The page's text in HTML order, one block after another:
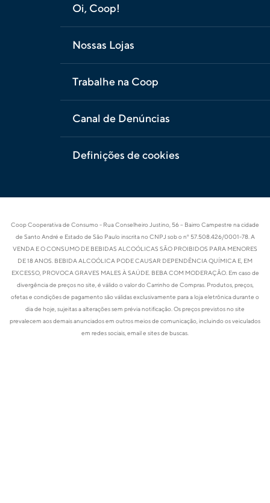
Oi, Coop!
Nossas Lojas
Trabalhe na Coop
Canal de Denúncias
Definições de cookies
Coop Cooperativa de Consumo - Rua Conselheiro Justino, 56 – Bairro Campestre na cidade
de Santo André e Estado de São Paulo inscrita no CNPJ sob o nº 57.508.426/0001-78. A
VENDA E O CONSUMO DE BEBIDAS ALCOÓLICAS SÃO PROIBIDOS PARA MENORES
DE 18 ANOS. BEBIDA ALCOÓLICA PODE CAUSAR DEPENDÊNCIA QUÍMICA E, EM
EXCESSO, PROVOCA GRAVES MALES À SAÚDE. BEBA COM MODERAÇÃO. Em caso de
divergência de preços no site, é válido o valor do Carrinho de Compras. Produtos, preços,
ofetas e condições de pagamento são válidas exclusivamente para a loja eletrônica durante o
dia de hoje, sujeitas a alterações sem prévia notificação. Os preços previstos no site
prevalecem aos demais anunciados em outros meios de comunicação, incluindo os veiculados
em redes sociais, email e sites de buscas.